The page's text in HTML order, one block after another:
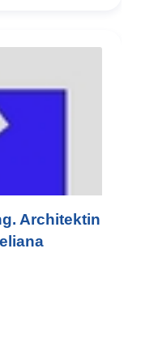
Architektin